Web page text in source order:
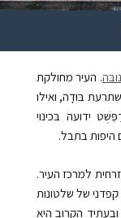
. העיר מחולקת
בּוּדָה, ואילו
ידועה בכינוי
היפות בתבל.
דרום-מזרחית למרכז העיר.
של שלטונות
הקרוב היא